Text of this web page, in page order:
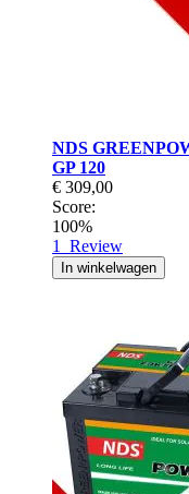
NDS
GP 120
€ 309,00
Score:
100%
1 Review
In winkelwagen